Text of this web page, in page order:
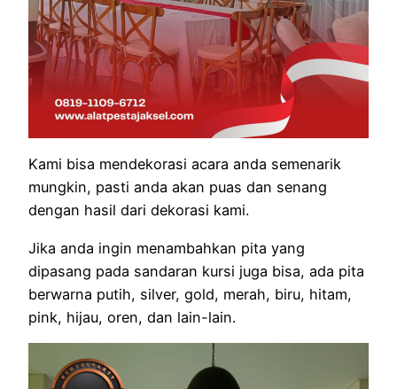
Kami bisa mendekorasi acara anda semenarik
mungkin, pasti anda akan puas dan senang
dengan hasil dari dekorasi kami.
Jika anda ingin menambahkan pita yang
dipasang pada sandaran kursi juga bisa, ada pita
berwarna putih, silver, gold, merah, biru, hitam,
pink, hijau, oren, dan lain-lain.